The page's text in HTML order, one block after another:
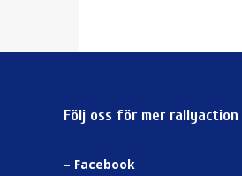
Följ oss för mer rallyaction
– Facebook